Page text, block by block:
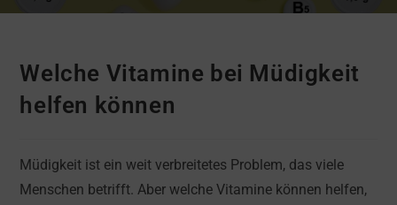
Welche Vitamine bei Müdigkeit
helfen können
Müdigkeit ist ein weit verbreitetes Problem, das viele
Menschen betrifft. Aber welche Vitamine können helfen,